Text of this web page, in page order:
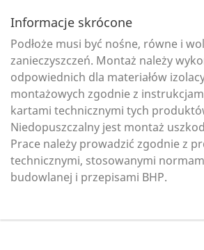
Informacje skrócone
Podłoże musi być nośne, równe i
zanieczyszczeń. Montaż należy
odpowiednich dla materiałów
montażowych zgodnie z
kartami technicznymi tych
Niedopuszczalny jest montaż
Prace należy prowadzić zgodnie z
technicznymi, stosowanymi
budowlanej i przepisami BHP.